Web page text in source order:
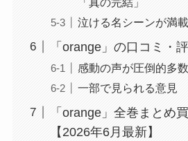
泣ける名シーンが満載
「orange」の口コミ・
感動の声が圧倒的多数
一部で見られる意見
「orange」全巻まとめ
【2026年6月最新】